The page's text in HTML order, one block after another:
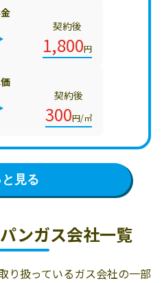
契約後
1,800円
契約後
300円/㎥
と見る
ンガス会社一覧
り扱っているガス会社の一部